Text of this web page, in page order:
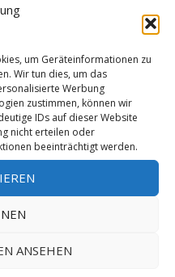
um Geräteinformationen zu
Wir tun dies, um das
Werbung
zustimmen, können wir
IDs auf dieser Website
nicht erteilen oder
beeinträchtigt werden.
ANSEHEN
20.
14:17